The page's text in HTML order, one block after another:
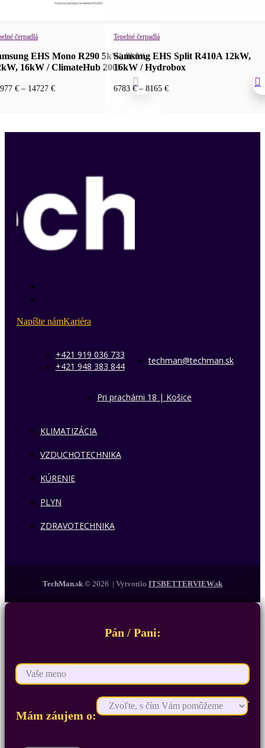
čerpadlá
EHS Mono R290 5kW, 8kW,
16kW / ClimateHub 200l
€ – 14727 €Price
14727 €
Tepelné čerpadlá
Samsung EHS Split R410A 12kW,
16kW / Hydrobox
6783 € – 8165 €Price
8165 €
Napíšte námKariéra
+421 919 036 733
+421 948 383 844
techman@techman.sk
Pri prachárni 18 | Košice
KLIMATIZÁCIA
VZDUCHOTECHNIKA
KÚRENIE
PLYN
ZDRAVOTECHNIKA
TechMan.sk © 2026 | Vytvorilo ITSBETTERVIEW.sk
Pán / Pani:
Mám záujem o: